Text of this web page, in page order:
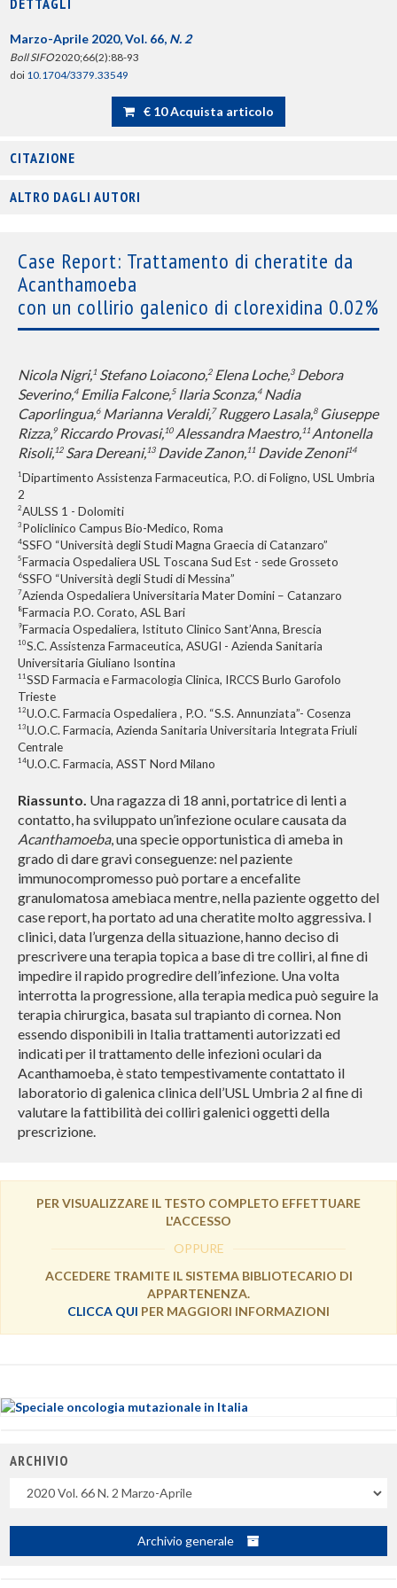
DETTAGLI
Marzo-Aprile 2020, Vol. 66, N. 2
Boll SIFO2020;66(2):88-93
doi 10.1704/3379.33549
€ 10 Acquista articolo
CITAZIONE
ALTRO DAGLI AUTORI
Case Report: Trattamento di cheratite da
Acanthamoeba
con un collirio galenico di clorexidina 0.02%
Nicola Nigri, 1 Stefano Loiacono, 2Elena Loche, 3Debora
Severino, 4Emilia Falcone, 5Ilaria Sconza, 4Nadia
Caporlingua, 6Marianna Veraldi, 7Ruggero Lasala, 8Giuseppe
Rizza, 9Riccardo Provasi, 10Alessandra Maestro, 11 Antonella
Risoli, 12Sara Dereani, 13Davide Zanon, 11 Davide Zenoni14
1Dipartimento Assistenza Farmaceutica, P.O. di Foligno, USL Umbria
2
2AULSS 1 - Dolomiti
3 Policlinico Campus Bio-Medico, Roma
4SSFO “Università degli Studi Magna Graecia di Catanzaro”
5Farmacia Ospedaliera USL Toscana Sud Est - sede Grosseto
6SSFO “Università degli Studi di Messina”
7Azienda Ospedaliera Universitaria Mater Domini – Catanzaro
8Farmacia P.O. Corato, ASL Bari
9Farmacia Ospedaliera, Istituto Clinico Sant’Anna, Brescia
10S.C. Assistenza Farmaceutica, ASUGI - Azienda Sanitaria
Universitaria Giuliano Isontina
11SSD Farmacia e Farmacologia Clinica, IRCCS Burlo Garofolo
Trieste
12U.O.C. Farmacia Ospedaliera , P.O. “S.S. Annunziata”- Cosenza
13U.O.C. Farmacia, Azienda Sanitaria Universitaria Integrata Friuli
Centrale
14U.O.C. Farmacia, ASST Nord Milano
Riassunto. Una ragazza di 18 anni, portatrice di lenti a
contatto, ha sviluppato un’infezione oculare causata da
Acanthamoeba, una specie opportunistica di ameba in
grado di dare gravi conseguenze: nel paziente
immunocompromesso può portare a encefalite
granulomatosa amebiaca mentre, nella paziente oggetto del
case report, ha portato ad una cheratite molto aggressiva. I
clinici, data l’urgenza della situazione, hanno deciso di
prescrivere una terapia topica a base di tre colliri, al fine di
impedire il rapido progredire dell’infezione. Una volta
interrotta la progressione, alla terapia medica può seguire la
terapia chirurgica, basata sul trapianto di cornea. Non
essendo disponibili in Italia trattamenti autorizzati ed
indicati per il trattamento delle infezioni oculari da
Acanthamoeba, è stato tempestivamente contattato il
laboratorio di galenica clinica dell’USL Umbria 2 al fine di
valutare la fattibilità dei colliri galenici oggetti della
prescrizione.
PER VISUALIZZARE IL TESTO COMPLETO EFFETTUARE
L'ACCESSO
OPPURE
ACCEDERE TRAMITE IL SISTEMA BIBLIOTECARIO DI
APPARTENENZA.
CLICCA QUI PER MAGGIORI INFORMAZIONI
ARCHIVIO
Uscite
Archivio generale